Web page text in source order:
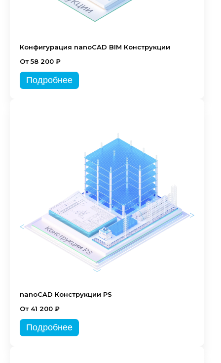
Конфигурация nanoCAD BIM Конструкции
От 58 200 ₽
Подробнее
nanoCAD Конструкции PS
От 41 200 ₽
Подробнее